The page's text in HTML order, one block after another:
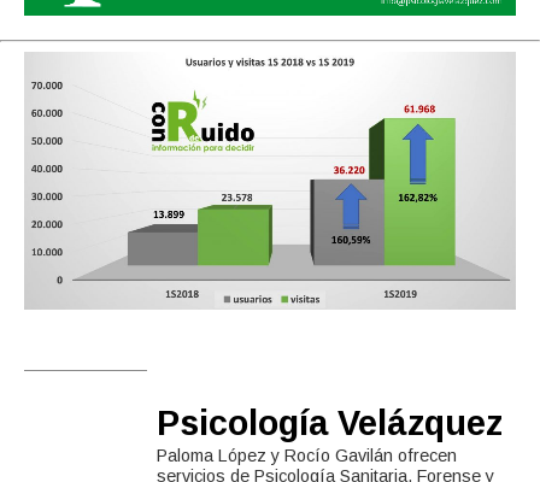
Psicología Velázquez
Paloma López y Rocío Gavilán ofrecen
servicios de Psicología Sanitaria, Forense y